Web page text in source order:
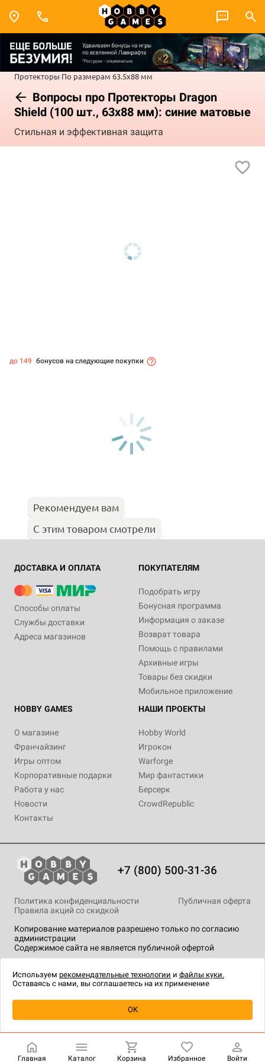
Протекторы По размерам 63.5x88 мм
Вопросы про Протекторы Dragon
Shield (100 шт., 63х88 мм): синие матовые
Стильная и эффективная защита
Уведомить о наличии
до 149 бонусов на следующие покупки
Рекомендуем вам
С этим товаром смотрели
ДОСТАВКА И ОПЛАТА
Способы оплаты
Службы доставки
Адреса магазинов
ПОКУПАТЕЛЯМ
Подобрать игру
Бонусная программа
Информация о заказе
Возврат товара
Помощь с правилами
Архивные игры
Товары без скидки
Мобильное приложение
HOBBY GAMES
О магазине
Франчайзинг
Игры оптом
Корпоративные подарки
Работа у нас
Новости
Контакты
НАШИ ПРОЕКТЫ
Hobby World
Игрокон
Warforge
Мир фантастики
Берсерк
CrowdRepublic
+7 (800) 500-31-36
Копирование материалов разрешено только по согласию
администрации
Содержимое сайта не является публичной офертой
Политика конфиденциальности
Публичная оферта
Правила акций со скидкой
технологии.
Главная Каталог Корзина Избранное Войти
Используем рекомендательные технологии и файлы куки.
Оставаясь с нами, вы соглашаетесь на их применение
OK